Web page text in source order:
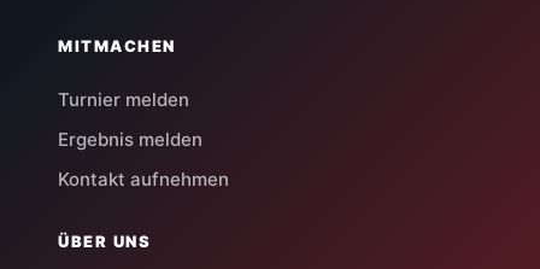
MITMACHEN
Turnier melden
Ergebnis melden
Kontakt aufnehmen
ÜBER UNS